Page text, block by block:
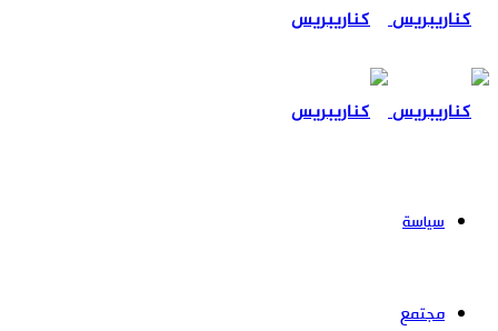
سياسة
مجتمع